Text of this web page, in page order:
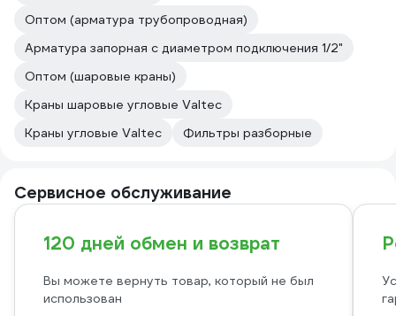
Оптом (арматура трубопроводная)
Арматура запорная с диаметром подключения 1/2"
Оптом (шаровые краны)
Краны шаровые угловые Valtec
Краны угловые Valtec
Фильтры разборные
Сервисное обслуживание
120 дней обмен и возврат
Вы можете вернуть товар, который не был
использован